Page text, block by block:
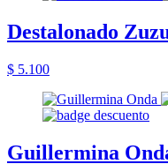
Destalonado
$ 5.100
Guillermina